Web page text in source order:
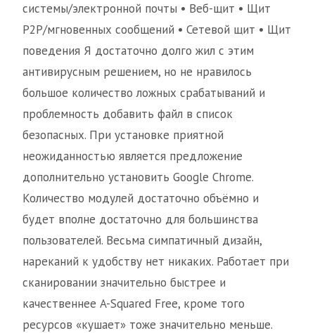
системы/электронной почты • Веб-щит • Щит
P2P/мгновенных сообщений • Сетевой щит • Щит
поведения Я достаточно долго жил с этим
антивирусным решением, но не нравилось
большое количество ложных срабатываний и
проблемность добавить файл в список
безопасных. При установке приятной
неожиданностью является предложение
дополнительно установить Google Chrome.
Количество модулей достаточно объёмно и
будет вполне достаточно для большинства
пользователей. Весьма симпатичный дизайн,
нареканий к удобству нет никаких. Работает при
сканировании значительно быстрее и
качественнее A-Squared Free, кроме того
ресурсов «кушает» тоже значительно меньше.